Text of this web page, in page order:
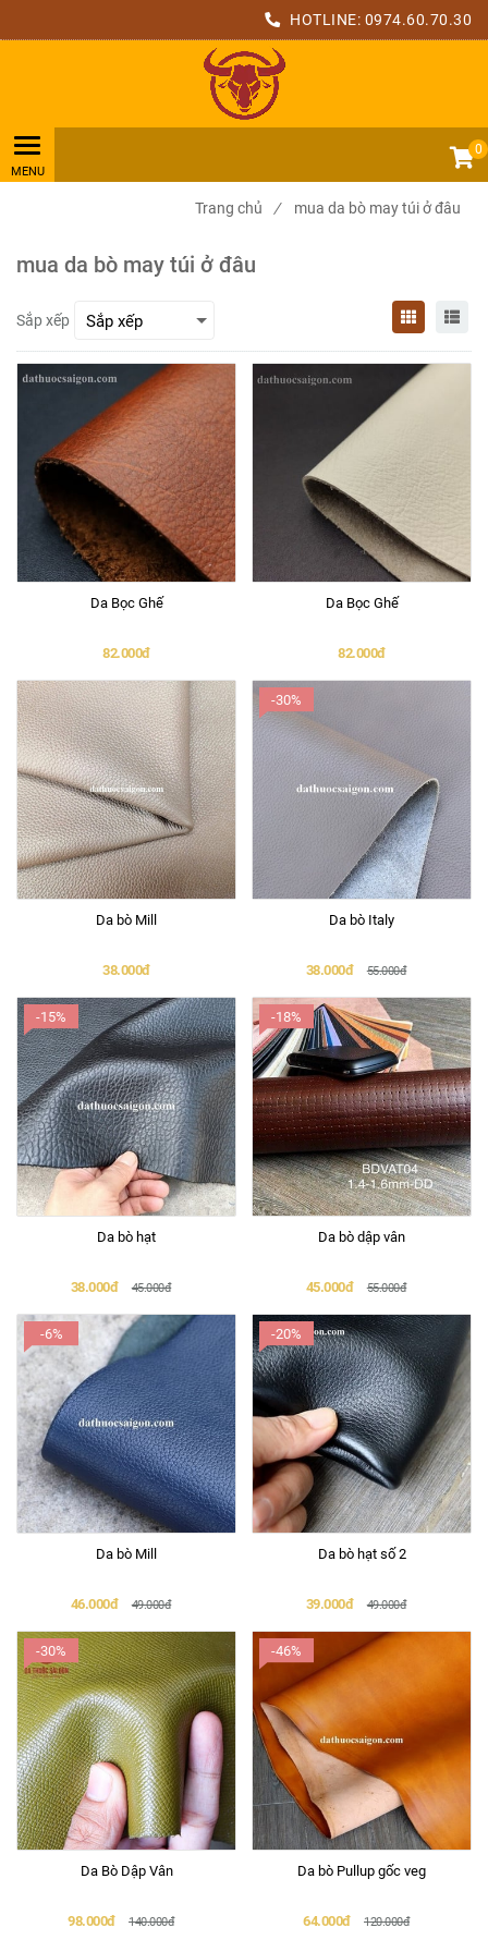
HOTLINE: 0974.60.70.30
0
Trang chủ / mua da bò may túi ở đâu
mua da bò may túi ở đâu
Sắp xếp
Da Bọc Ghế
82.000đ
Da Bọc Ghế
82.000đ
Da bò Mill
38.000đ
-30%
Da bò Italy
38.000đ 55.000đ
-15%
Da bò hạt
38.000đ 45.000đ
-18%
Da bò dập vân
45.000đ 55.000đ
-6%
Da bò Mill
46.000đ 49.000đ
-20%
Da bò hạt số 2
39.000đ 49.000đ
-30%
Da Bò Dập Vân
98.000đ 140.000đ
-46%
Da bò Pullup gốc veg
64.000đ 120.000đ